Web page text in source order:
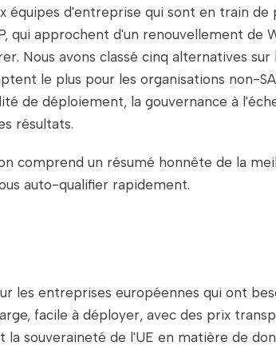
équipes d'entreprise qui sont en train
qui approchent d'un renouvellement de
Nous avons classé cinq alternatives sur
le plus pour les organisations non-
de déploiement, la gouvernance à
résultats.
comprend un résumé honnête de la
auto-qualifier rapidement.
les entreprises européennes qui ont
facile à déployer, avec des prix
la souveraineté de l'UE en matière de